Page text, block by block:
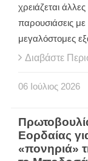
χρειάζεται
παρουσιάσεις
μεγαλόστομες
Διαβάστε
06 Ιούλιος 2026
Εορδαίας
«πονηριά»